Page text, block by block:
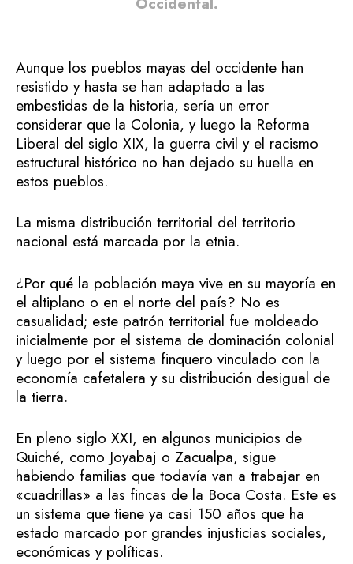
Aunque los pueblos mayas del occidente han
resistido y hasta se han adaptado a las
embestidas de la historia, sería un error
considerar que la Colonia, y luego la Reforma
Liberal del siglo XIX, la guerra civil y el racismo
estructural histórico no han dejado su huella en
estos pueblos.
La misma distribución territorial del territorio
nacional está marcada por la etnia.
¿Por qué la población maya vive en su mayoría en
el altiplano o en el norte del país? No es
casualidad; este patrón territorial fue moldeado
inicialmente por el sistema de dominación colonial
y luego por el sistema finquero vinculado con la
economía cafetalera y su distribución desigual de
la tierra.
En pleno siglo XXI, en algunos municipios de
Quiché, como Joyabaj o Zacualpa, sigue
habiendo familias que todavía van a trabajar en
«cuadrillas» a las fincas de la Boca Costa. Este es
un sistema que tiene ya casi 150 años que ha
estado marcado por grandes injusticias sociales,
económicas y políticas.